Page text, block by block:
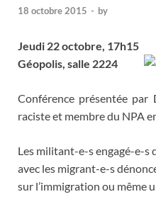
18 octobre 2015 - by
Jeudi 22 octobre, 17h15
Géopolis, salle 2224
Conférence présentée
raciste et membre du NPA
Les militant-e-s engagé-e-s
avec les migrant-e-s
sur l’immigration ou même